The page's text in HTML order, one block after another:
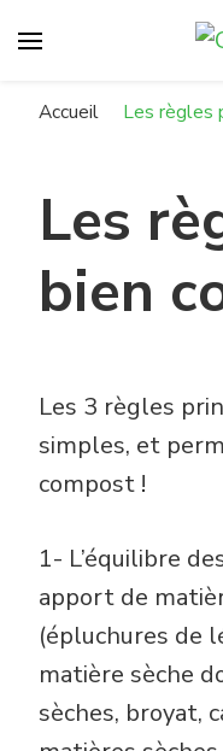
Accueil Les règles
Les
bien
Les 3 règles
simples, et
compost !
1- L’équilibre
apport de
(épluchures de
matière sèche
sèches, broyat,